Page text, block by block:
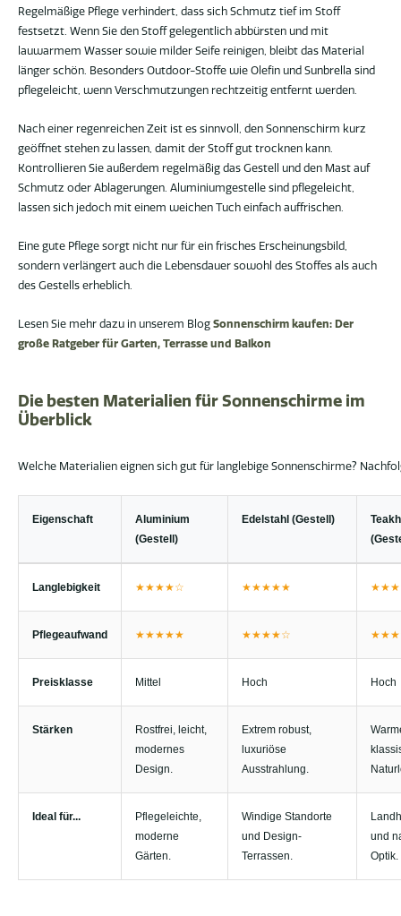
Regelmäßige Pflege verhindert, dass sich Schmutz tief im Stoff
festsetzt. Wenn Sie den Stoff gelegentlich abbürsten und mit
lauwarmem Wasser sowie milder Seife reinigen, bleibt das Material
länger schön. Besonders Outdoor-Stoffe wie Olefin und Sunbrella sind
pflegeleicht, wenn Verschmutzungen rechtzeitig entfernt werden.
Nach einer regenreichen Zeit ist es sinnvoll, den Sonnenschirm kurz
geöffnet stehen zu lassen, damit der Stoff gut trocknen kann.
Kontrollieren Sie außerdem regelmäßig das Gestell und den Mast auf
Schmutz oder Ablagerungen. Aluminiumgestelle sind pflegeleicht,
lassen sich jedoch mit einem weichen Tuch einfach auffrischen.
Eine gute Pflege sorgt nicht nur für ein frisches Erscheinungsbild,
sondern verlängert auch die Lebensdauer sowohl des Stoffes als auch
des Gestells erheblich.
Lesen Sie mehr dazu in unserem Blog Sonnenschirm kaufen: Der
große Ratgeber für Garten, Terrasse und Balkon
Die besten Materialien für Sonnenschirme im
Überblick
Welche Materialien eignen sich gut für langlebige Sonnenschirme?
Eigenschaft
Aluminium
(Gestell)
Edelstahl (Gestell)
Langlebigkeit ★★★★☆ ★★★★★
Pflegeaufwand ★★★★★ ★★★★☆
Preisklasse Mittel Hoch Hoch
Stärken
Rostfrei, leicht,
modernes
Design.
Extrem robust,
luxuriöse
Ausstrahlung.
Ideal für...
Pflegeleichte,
moderne
Gärten.
Windige Standorte
und Design-
Terrassen.
und
Optik.